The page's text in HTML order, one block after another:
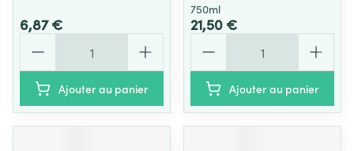
6,87 €
Ajouter au panier
750ml
21,50 €
Ajouter au panier